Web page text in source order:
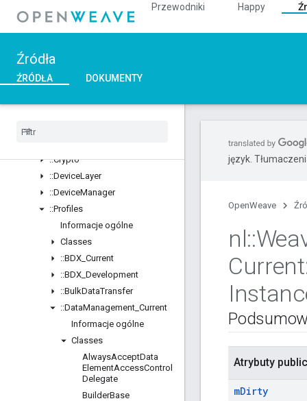
Przewodniki Happy
Źródła
ŹRÓDŁA DOKUMENTY
::ArgParser
::Weave
Informacje ogólne
::Crypto
::DeviceLayer
::DeviceManager
::Profiles
Informacje ogólne
Classes
::BDX Current
::BDX Development
::BulkDataTransfer
::DataManagement Current
Informacje ogólne
Classes
AlwaysAcceptData
ElementAccessControl
Delegate
BuilderBase
język.
OpenWeave
nl::
Current
Atrybuty
mDirty